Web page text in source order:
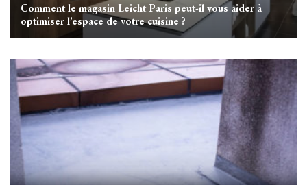
Comment le magasin Leicht Paris peut-il vous aider à
optimiser l’espace de votre cuisine ?